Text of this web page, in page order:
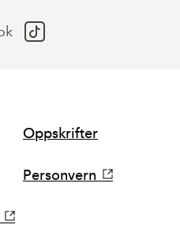
Oppskrifter
Personvern